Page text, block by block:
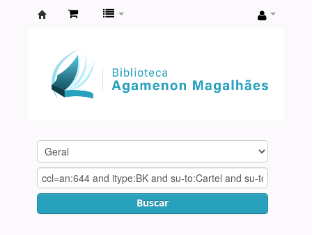
Agamenon
Magalhães
Buscar